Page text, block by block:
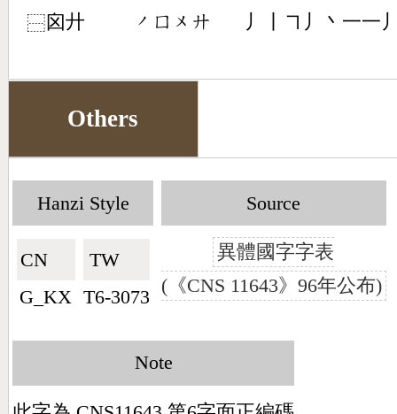
⿱囟廾 󶀄󶁷󶀵󶁫 丿丨㇕丿丶一一
Others
Hanzi Style
CN🇨🇳
G_KX
TW🇹🇼
T6-3073
Source
異體國字字表
(《CNS 11643》96年公布)
Note